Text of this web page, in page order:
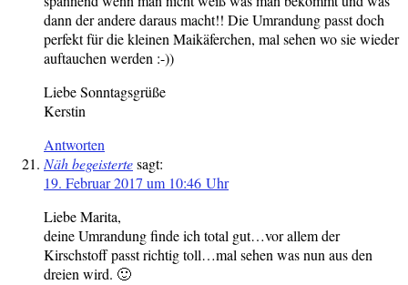
dann der andere daraus macht!! Die Umrandung passt doch
perfekt für die kleinen Maikäferchen, mal sehen wo sie wieder
auftauchen werden :-))
Liebe Sonntagsgrüße
Kerstin
Antworten
Näh begeistertesagt:
19. Februar 2017 um 10:46 Uhr
Liebe Marita,
deine Umrandung finde ich total gut…vor allem der
Kirschstoff passt richtig toll…mal sehen was nun aus den
dreien wird. 🙂